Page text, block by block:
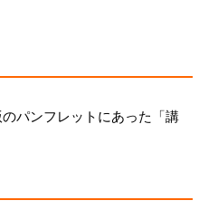
パンフレットにあった「講